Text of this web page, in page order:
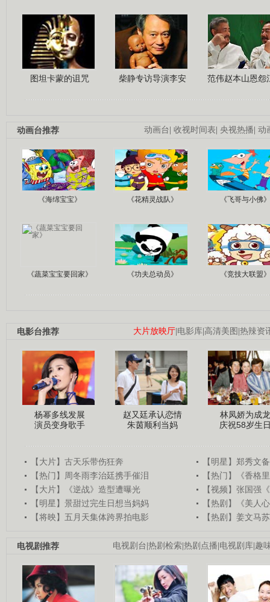
图坦卡蒙的诅咒 柴静专访导演李安 范伟赵本山恩怨
动画台| 收视时间表| 央视热播| 动
动画台推荐
《海绵宝宝》 《花精灵战队》 《飞哥与小佛》
《蔬菜宝宝要回家》 《功夫总动员》 《竞技大联盟》
大片放映厅|电影库|高清美图 |热辣资
电影台推荐
杨幂多线发展
演员变身歌手
赵又廷承认恋情
朱茵顺利当妈
林凤娇为成龙
庆祝58岁生
【大片】古天乐带伤狂奔
【明星】郑秀文
【热门】周冬雨李治廷携手催泪
【热门】《香格
【大片】《逆战》造型遭曝光
【视频】张国强
【明星】景甜过完生日想当妈妈
【热剧】《美人
【将映】五月天集体跨界拍电影
【热剧】姜文马
电视剧台|热剧检索|热剧点播|电视剧库|趣
电视剧推荐